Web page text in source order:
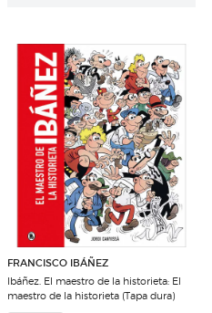
FRANCISCO IBÁÑEZ
Ibáñez. El maestro de la historieta: El
maestro de la historieta (Tapa dura)